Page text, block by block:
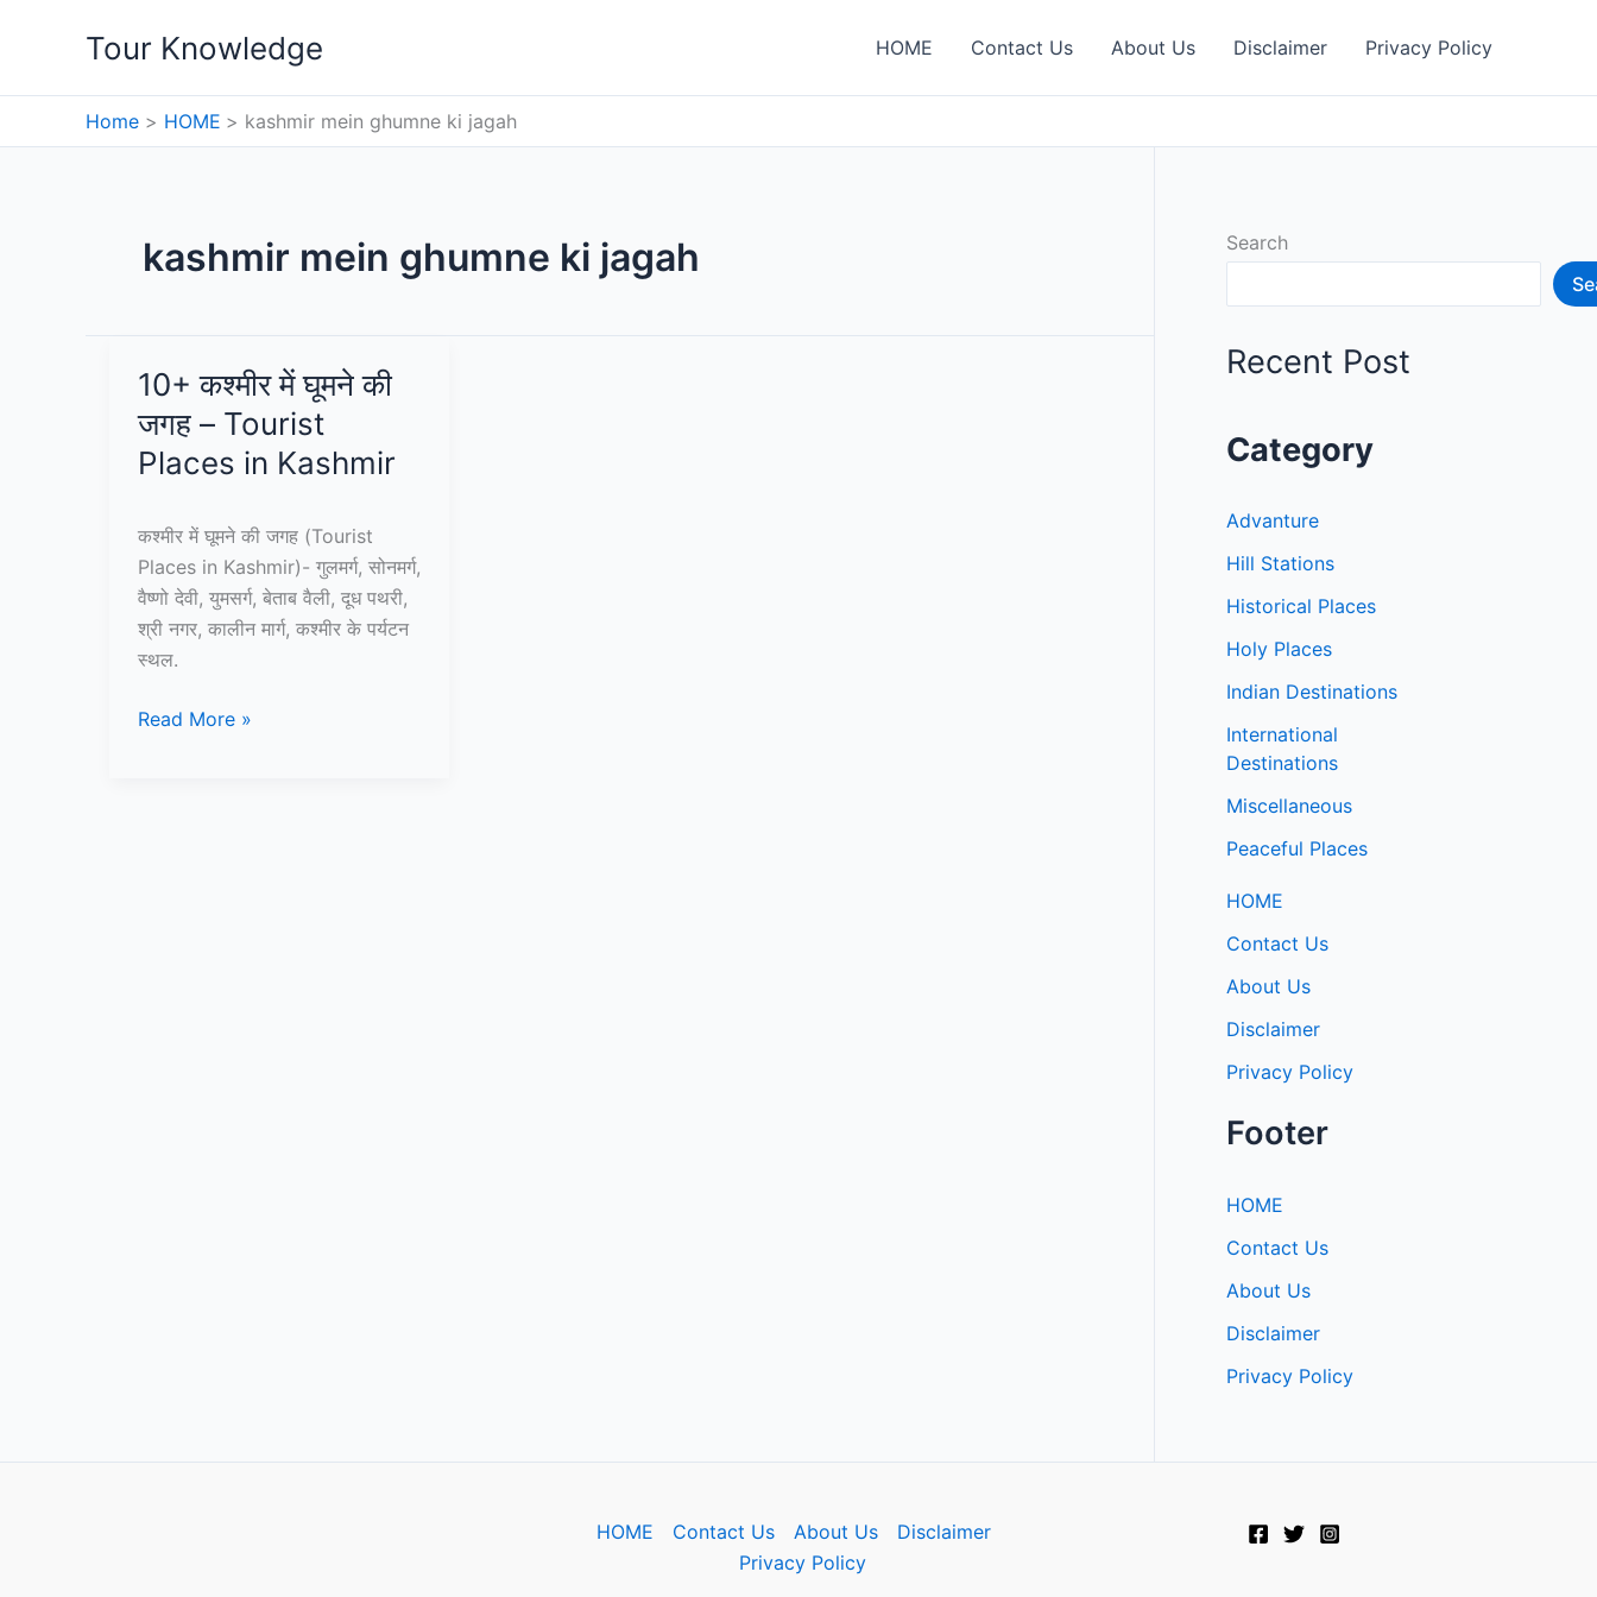
Tour Knowledge HOME Contact Us About Us Disclaimer Privacy Policy
Home HOME kashmir mein ghumne ki jagah
kashmir mein ghumne ki jagah
10+ कश्मीर में घूमने की
जगह – Tourist
Places in Kashmir
कश्मीर में घूमने की जगह (Tourist
Places in Kashmir)- गुलमर्ग, सोनमर्ग,
वैष्णो देवी, युमसर्ग, बेताब वैली, दूध पथरी,
श्री नगर, कालीन मार्ग, कश्मीर के पर्यटन
स्थल.
10+
Read More »
Search
Recent Post
Category
Advanture
Hill Stations
Historical Places
Holy Places
Indian Destinations
International
Destinations
Miscellaneous
Peaceful Places
HOME
Contact Us
About Us
Disclaimer
Privacy Policy
Footer
HOME
Contact Us
About Us
Disclaimer
Privacy Policy
HOME Contact Us About Us
Disclaimer
Privacy Policy